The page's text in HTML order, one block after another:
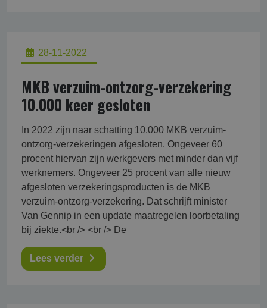
28-11-2022
MKB verzuim-ontzorg-verzekering
10.000 keer gesloten
In 2022 zijn naar schatting 10.000 MKB verzuim-
ontzorg-verzekeringen afgesloten. Ongeveer 60
procent hiervan zijn werkgevers met minder dan vijf
werknemers. Ongeveer 25 procent van alle nieuw
afgesloten verzekeringsproducten is de MKB
verzuim-ontzorg-verzekering. Dat schrijft minister
Van Gennip in een update maatregelen loorbetaling
bij ziekte.<br /> <br /> De
Lees verder